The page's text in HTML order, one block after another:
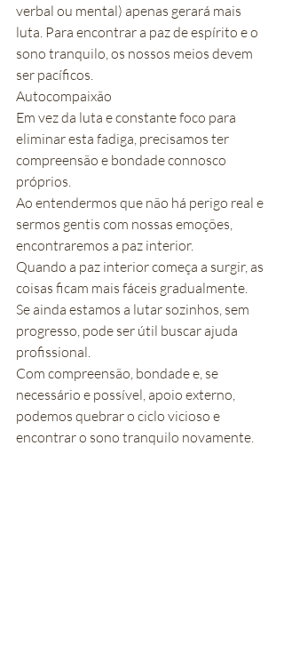
verbal ou mental) apenas gerará mais
luta. Para encontrar a paz de espírito e o
sono tranquilo, os nossos meios devem
ser pacíficos.
Autocompaixão
Em vez da luta e constante foco para
eliminar esta fadiga, precisamos ter
compreensão e bondade connosco
próprios.
Ao entendermos que não há perigo real e
sermos gentis com nossas emoções,
encontraremos a paz interior.
Quando a paz interior começa a surgir, as
coisas ficam mais fáceis gradualmente.
Se ainda estamos a lutar sozinhos, sem
progresso, pode ser útil buscar ajuda
profissional.
Com compreensão, bondade e, se
necessário e possível, apoio externo,
podemos quebrar o ciclo vicioso e
encontrar o sono tranquilo novamente.